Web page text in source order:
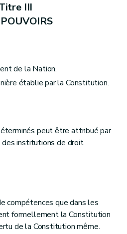
III
de la Nation.
établie par la Constitution.
peut être attribué par
des institutions de droit
compétences que dans les
formellement la Constitution
de la Constitution même.